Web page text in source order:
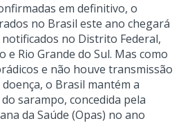
em definitivo, o
no Brasil este ano chegará
no Distrito Federal,
e Rio Grande do Sul. Mas como
e não houve transmissão
o Brasil mantém a
sarampo, concedida pela
da Saúde (Opas) no ano